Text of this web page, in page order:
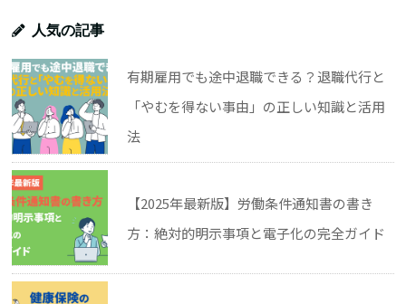
人気の記事
有期雇用でも途中退職できる？退職代行と
「やむを得ない事由」の正しい知識と活用
法
【2025年最新版】労働条件通知書の書き
方：絶対的明示事項と電子化の完全ガイド